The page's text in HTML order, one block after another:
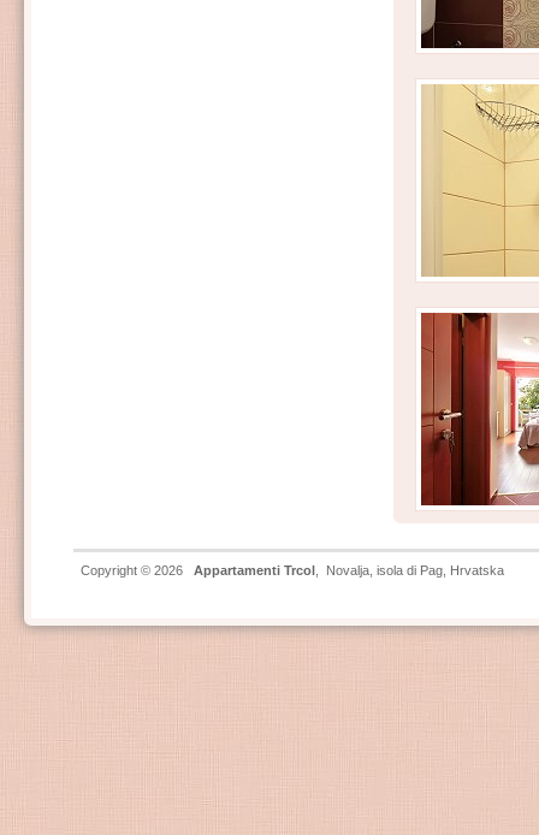
Copyright © 2026 Appartamenti Trcol Novalja isola di Pag , Hrvatska